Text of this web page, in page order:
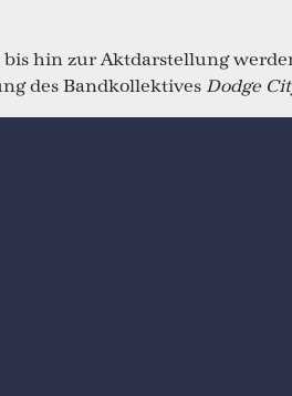
hin zur Aktdarstellung
des Bandkollektives Dodge